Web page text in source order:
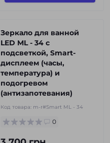
Зеркало для ванной
LED ML - 34 с
подсветкой, Smart-
дисплеем (часы,
температура) и
подогревом
(антизапотевания)
Код товара: m-r#Smart ML - 34
0